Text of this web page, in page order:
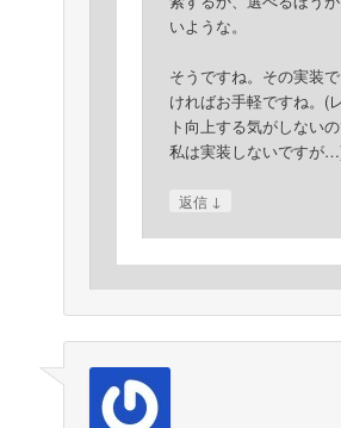
いような。
そうですね。その実装
ければお手軽ですね。(
ト向上する気がしない
私は実装しないですが
返信 ↓